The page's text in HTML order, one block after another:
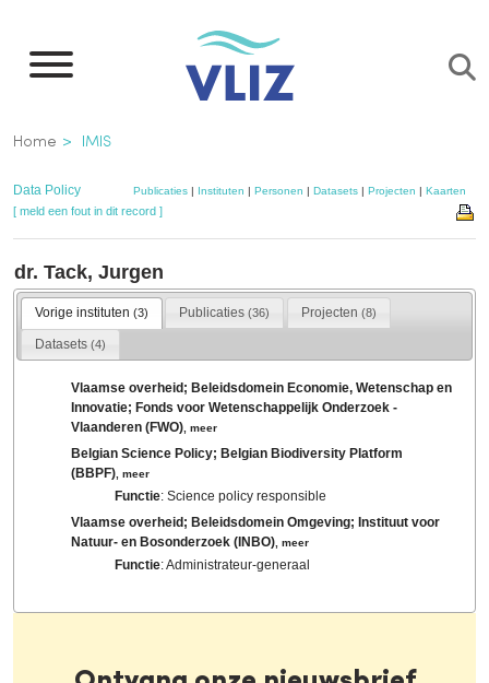
naar
inhoud
gaan
Kruimelpad
Home IMIS
Data Policy Publicaties| Instituten | Personen | Datasets| Projecten | Kaarten
[ meld een fout in dit record ]
dr. Tack, Jurgen
Vorige instituten (3) Publicaties(36) Projecten (8)
Datasets (4)
Vlaamse overheid; Beleidsdomein Economie, Wetenschap en
Innovatie; Fonds voor Wetenschappelijk Onderzoek -
Vlaanderen (FWO) ,meer
Belgian Science Policy; Belgian Biodiversity Platform
(BBPF) ,meer
Functie: Science policy responsible
Vlaamse overheid; Beleidsdomein Omgeving; Instituut voor
Natuur- en Bosonderzoek (INBO) ,meer
Functie: Administrateur-generaal